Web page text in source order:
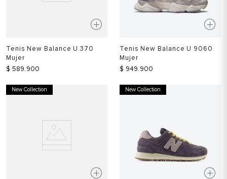
Tenis New Balance U 370
Mujer
$ 589.900
Tenis New Balance U 9060
Mujer
$ 949.900
New Collection New Collection